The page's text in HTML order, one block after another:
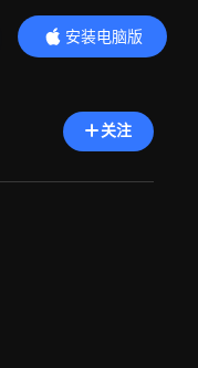
安装电脑版
内容更精彩
关注